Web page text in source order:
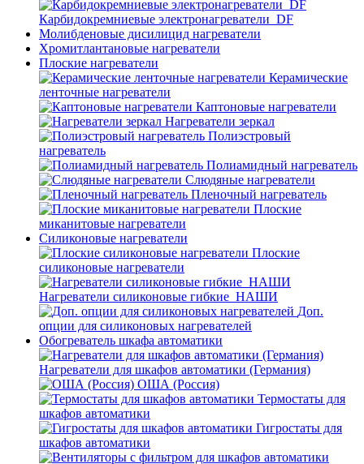
Карбидокремниевые электронагреватели_DF
Молибденовые дисилицид нагреватели
Хромитлантановые нагреватели
Плоские нагреватели
Керамические
ленточные нагреватели
Каптоновые нагреватели
Нагреватели зеркал
Полиэстровый
нагреватель
Полиамидный нагреватель
Слюдяные нагреватели
Пленочный нагреватель
Плоские
миканитовые нагреватели
Силиконовые нагреватели
Плоские
силиконовые нагреватели
Нагреватели силиконовые гибкие_НАШИ
Доп.
опции для силиконовых нагревателей
Обогреватель шкафа автоматики
Нагреватели для шкафов автоматики (Германия)
ОША (Россия)
Термостаты для
шкафов автоматики
Гигростаты для
шкафов автоматики